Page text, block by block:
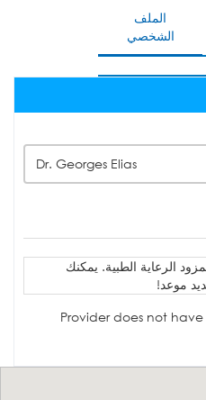
الملف
الشخصي
Dr. Georges Elias
الرعاية الطبية. يمكنك
Provider does not